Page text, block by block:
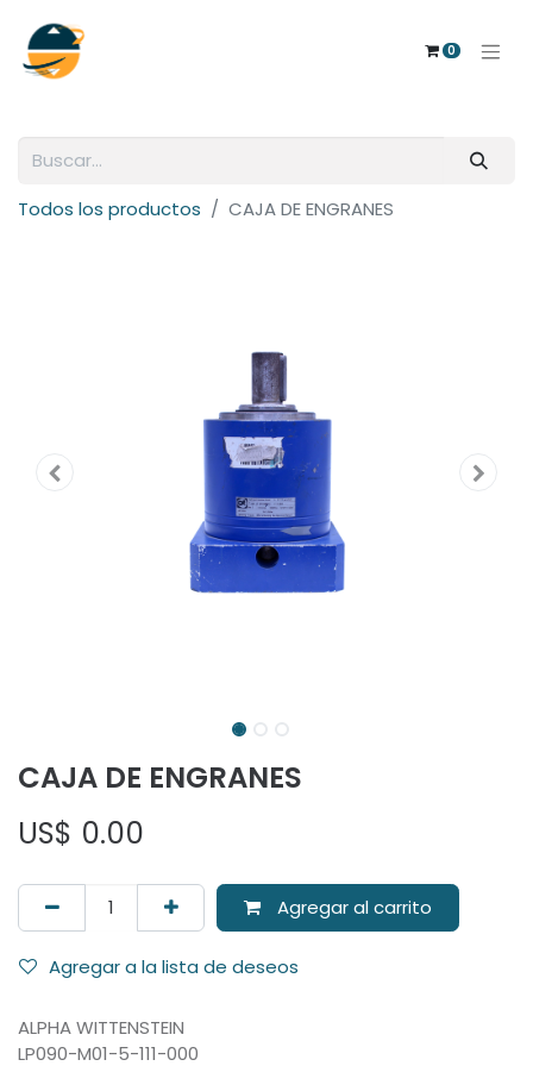
0
Todos los productos CAJA DE ENGRANES
CAJA DE ENGRANES
US$ 0.00
Agregar al carrito
Agregar a la lista de deseos
ALPHA WITTENSTEIN
LP090-M01-5-111-000